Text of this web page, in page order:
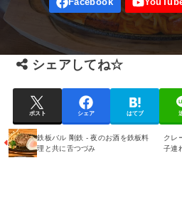
シェアしてね☆
ポスト シェア はてブ
鉄板バル 剛鉄 - 夜のお酒を鉄板料
理と共に舌つづみ
クレ
子連